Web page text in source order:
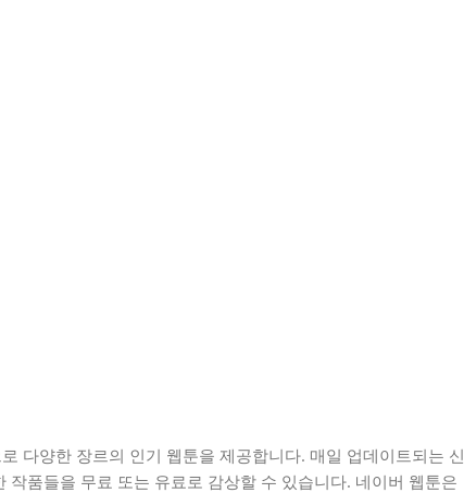
다양한 장르의 인기 웹툰을 제공합니다. 매일 업데이트되는 신
작품들을 무료 또는 유료로 감상할 수 있습니다. 네이버 웹툰은